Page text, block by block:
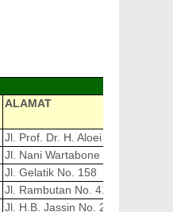
ALAMAT
Jl. Prof. Dr. H. Aloei Saboe No. 92
Jl. Nani Wartabone No. 101
Jl. Gelatik No. 158
Jl. Rambutan No. 413
Jl. H.B. Jassin No. 269